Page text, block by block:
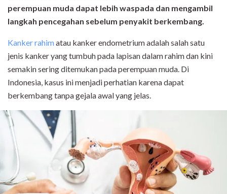
perempuan muda dapat lebih waspada dan mengambil
langkah pencegahan sebelum penyakit berkembang.
Kanker rahimatau kanker endometrium adalah salah satu
jenis kanker yang tumbuh pada lapisan dalam rahim dan kini
semakin sering ditemukan pada perempuan muda. Di
Indonesia, kasus ini menjadi perhatian karena dapat
berkembang tanpa gejala awal yang jelas.